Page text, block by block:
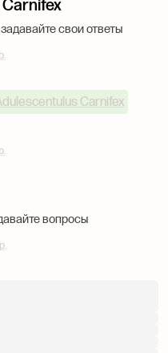
свои ответы
Carnifex
вопросы